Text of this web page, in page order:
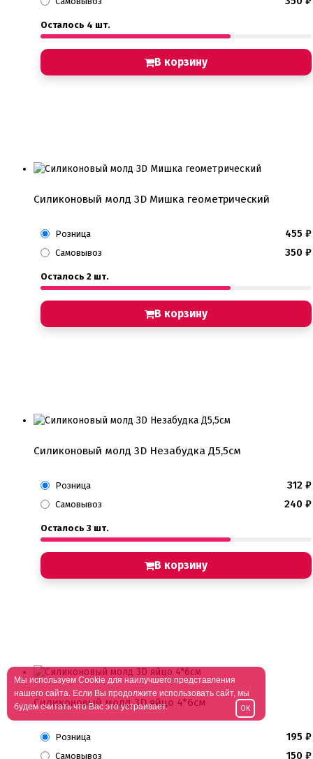
Осталось 4 шт.
В корзину
Силиконовый молд 3D Мишка геометрический
Розница 455 ₽
Самовывоз 350 ₽
Осталось 2 шт.
В корзину
Силиконовый молд 3D Незабудка Д5,5см
Розница 312 ₽
Самовывоз 240 ₽
Осталось 3 шт.
В корзину
Силиконовый молд 3D яйцо 4*6см
Розница 195 ₽
Самовывоз 150 ₽
Мы используем Cookie для наилучшего представления
нашего сайта. Если Вы продолжите использовать сайт, мы
будем считать что Вас это устраивает.
OK